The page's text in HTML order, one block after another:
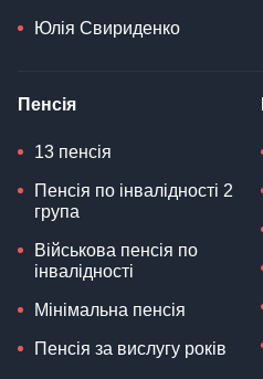
Юлія Свириденко
Пенсія
13 пенсія
Пенсія по інвалідності 2
група
Військова пенсія по
інвалідності
Мінімальна пенсія
Пенсія за вислугу років